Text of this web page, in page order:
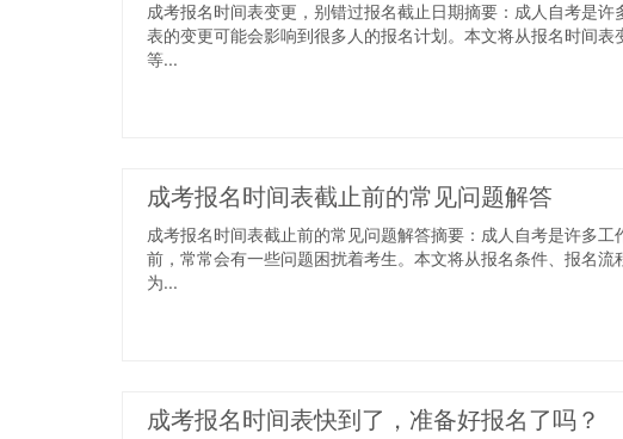
成考报名时间表变更，别错过报名截止日期摘要：成人自考是
表的变更可能会影响到很多人的报名计划。本文将从报名时间
等...
成考报名时间表截止前的常见问题解答
成考报名时间表截止前的常见问题解答摘要：成人自考是许多
前，常常会有一些问题困扰着考生。本文将从报名条件、报名流
为...
成考报名时间表快到了，准备好报名了吗？